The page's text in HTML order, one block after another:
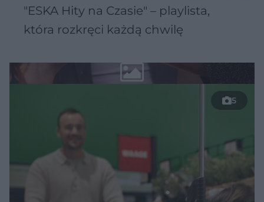
"ESKA Hity na Czasie" – playlista,
która rozkręci każdą chwilę
5